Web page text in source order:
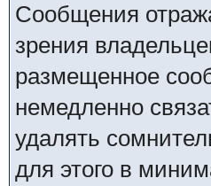
Сообщения
зрения
размещенное
немедленно
удалять
для этого в